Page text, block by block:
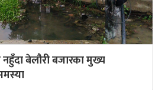
बेलौरी बजारका मुख्य